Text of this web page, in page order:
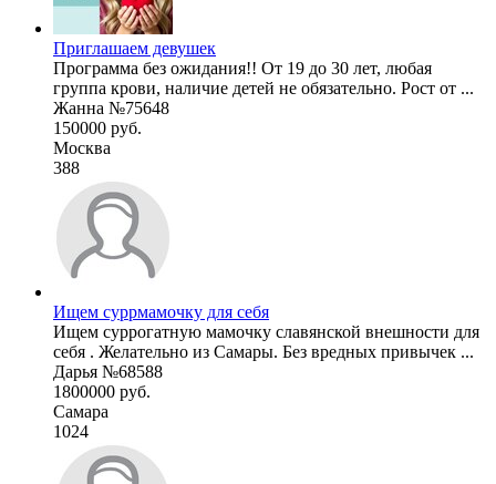
Приглашаем девушек
Программа без ожидания!! От 19 до 30 лет, любая
группа крови, наличие детей не обязательно. Рост от ...
Жанна №75648
150000 руб.
Москва
388
Ищем суррмамочку для себя
Ищем суррогатную мамочку славянской внешности для
себя . Желательно из Самары. Без вредных привычек ...
Дарья №68588
1800000 руб.
Самара
1024